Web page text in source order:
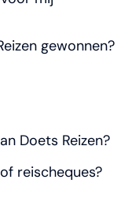
gewonnen?
Doets Reizen?
reischeques?